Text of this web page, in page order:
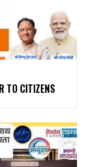
TO CITIZENS